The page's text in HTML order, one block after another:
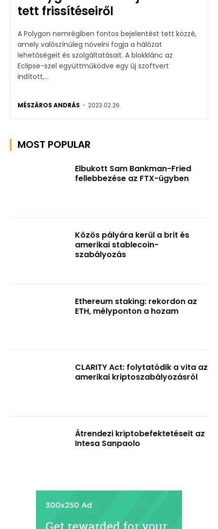
tett frissítéseiről
A Polygon nemrégiben fontos bejelentést tett közzé,
amely valószínűleg növelni fogja a hálózat
lehetőségeit és szolgáltatásait. A blokklánc az
Eclipse-szel együttműködve egy új szoftvert
indított,...
MÉSZÁROS ANDRÁS - 2023.02.26.
MOST POPULAR
Elbukott Sam Bankman-Fried
fellebbezése az FTX-ügyben
Közös pályára kerül a brit és
amerikai stablecoin-
szabályozás
Ethereum staking: rekordon az
ETH, mélyponton a hozam
CLARITY Act: folytatódik a vita az
amerikai kriptoszabályozásról
Átrendezi kriptobefektetéseit az
Intesa Sanpaolo